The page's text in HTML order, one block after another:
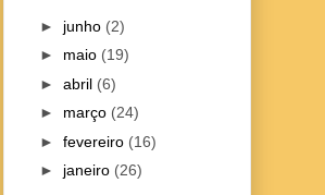
► junho (2)
► maio (19)
► abril (6)
► março (24)
► fevereiro (16)
► janeiro (26)